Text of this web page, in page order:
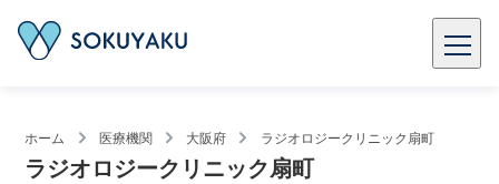
ホーム 医療機関 大阪府 ラジオロジークリニック扇町
ラジオロジークリニック扇町